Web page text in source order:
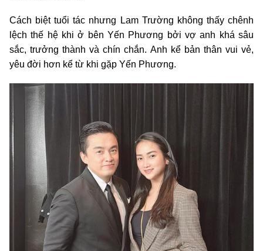
Cách biệt tuổi tác nhưng Lam Trường không thấy chênh
lệch thế hệ khi ở bên Yến Phương bởi vợ anh khá sâu
sắc, trưởng thành và chín chắn. Anh kể bản thân vui vẻ,
yêu đời hơn kể từ khi gặp Yến Phương.